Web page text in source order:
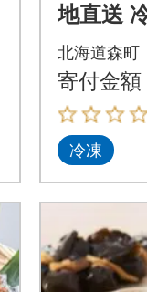
地直送
ガニ(約
450g前
北海道森町
寄付金額
冷凍